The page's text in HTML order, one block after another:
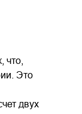
что,
Это
двух